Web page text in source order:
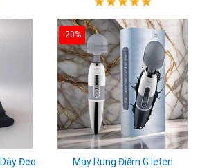
Đeo
-20%
Máy Rung Điểm G leten